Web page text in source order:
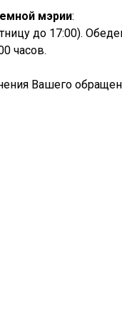
мэрии:
до 17:00).
часов.
Вашего